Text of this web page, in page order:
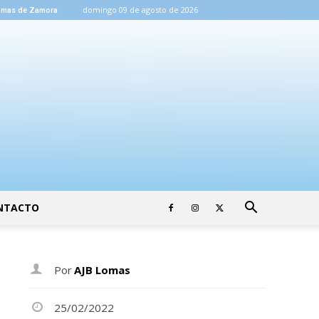
de Zamora domingo 09 de agosto de 2026
PorAJB Lomas
25/02/2022